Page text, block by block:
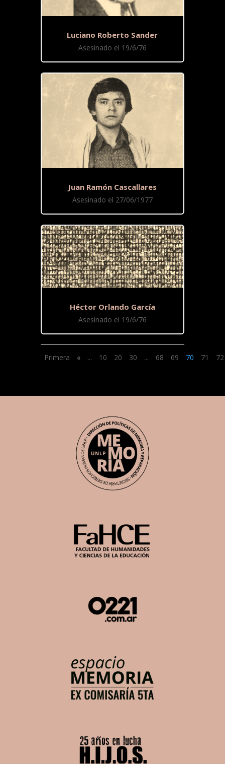
Luciano Roberto Sander
Asesinado el 19/6/76
Juan Ramón Cascallares
Asesinado el 27/06/1977
Héctor Orlando García
Asesinado el 19/6/76
Primera « ... 10 20 30 ... 68 69 70 71 72